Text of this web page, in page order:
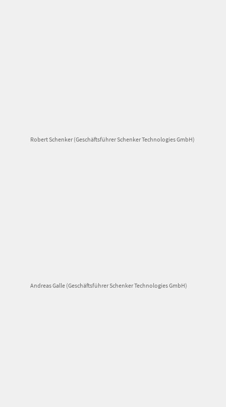
Robert Schenker (Geschäftsführer Schenker Technologies GmbH)
Andreas Galle (Geschäftsführer Schenker Technologies GmbH)